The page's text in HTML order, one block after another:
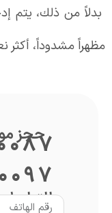
بدلاً من ذلك، يتم
مظهراً مشدوداً، أكثر
حجز